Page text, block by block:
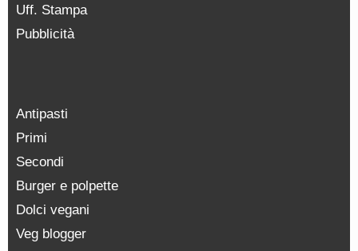
Uff. Stampa
Pubblicità
Antipasti
Primi
Secondi
Burger e polpette
Dolci vegani
Veg blogger